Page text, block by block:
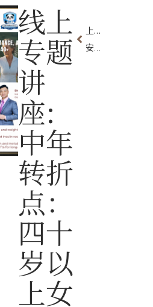
线上
专题
讲
座:
中年
转折
点：
四十
岁以
上女
上一篇
安视眼科战略合作谅解备忘录签约仪式